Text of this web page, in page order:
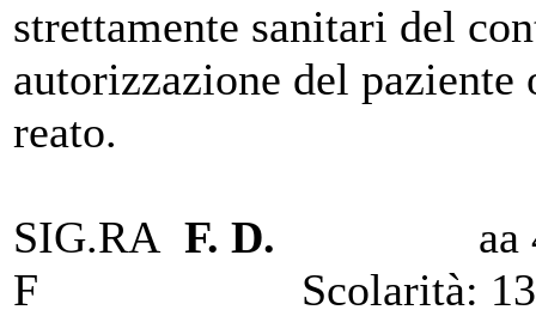
strettamente sanitari del
autorizzazione del
reato.
SIG.RA F. D.
aa
F Scolarità: 13